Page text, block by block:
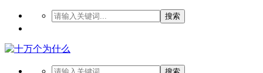
搜索